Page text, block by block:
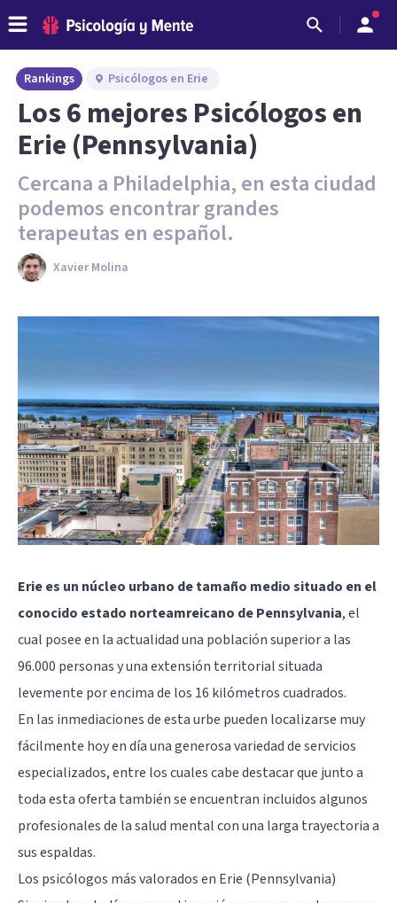
Rankings Psicólogos en Erie
Los 6 mejores Psicólogos en
Erie (Pennsylvania)
Cercana a Philadelphia, en esta ciudad
podemos encontrar grandes
terapeutas en español.
Xavier Molina
Erie es un núcleo urbano de tamaño medio situado en el
conocido estado norteamreicano de Pennsylvania, el
cual posee en la actualidad una población superior a las
96.000 personas y una extensión territorial situada
levemente por encima de los 16 kilómetros cuadrados.
En las inmediaciones de esta urbe pueden localizarse muy
fácilmente hoy en día una generosa variedad de servicios
especializados, entre los cuales cabe destacar que junto a
toda esta oferta también se encuentran incluidos algunos
profesionales de la salud mental con una larga trayectoria a
sus espaldas.
Los psicólogos más valorados en Erie (Pennsylvania)